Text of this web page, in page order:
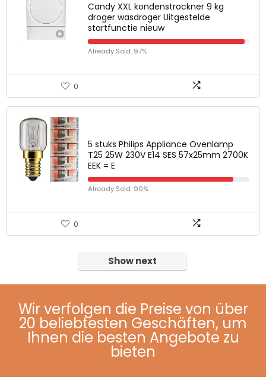
Candy XXL kondenstrockner 9 kg
droger wasdroger Uitgestelde
startfunctie nieuw
Already Sold: 97%
0
5 stuks Philips Appliance Ovenlamp
T25 25W 230V E14 SES 57x25mm 2700K
EEK = E
Already Sold: 90%
0
Show next
Wir verfolgen die Preise von über
20 beliebtesten Geschäften, um
Ihnen die besten Angebote zu
bieten